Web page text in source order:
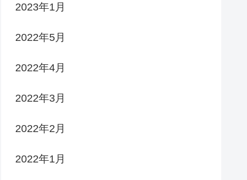
2023年1月
2022年5月
2022年4月
2022年3月
2022年2月
2022年1月